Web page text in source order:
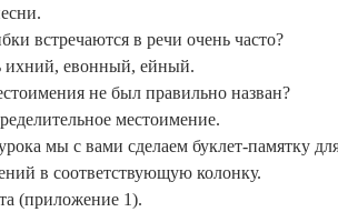
встречаются в речи очень часто?
ихний, евонный, ейный.
не был правильно назван?
местоимение.
мы с вами сделаем буклет-памятку
в соответствующую колонку.
(приложение 1).